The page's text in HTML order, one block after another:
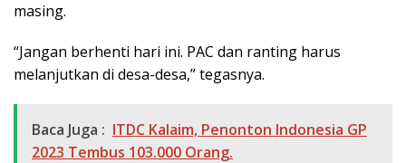
masing.
“Jangan berhenti hari ini. PAC dan ranting harus
melanjutkan di desa-desa,” tegasnya.
Baca Juga : ITDC Kalaim, Penonton Indonesia GP
2023 Tembus 103.000 Orang.